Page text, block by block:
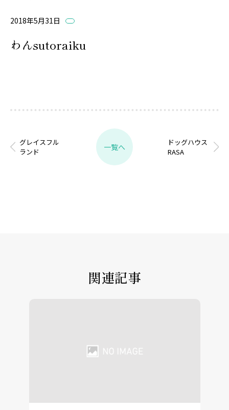
2018年5月31日
わんsutoraiku
グレイスフル
ランド
一覧へ
ドッグハウス
RASA
関連記事